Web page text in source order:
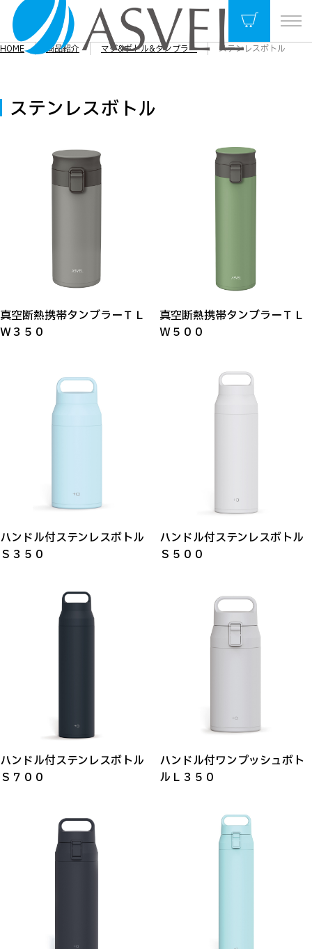
HOME 商品紹介 マグ&ボトル&タンブラー ステンレスボトル
ステンレスボトル
真空断熱携帯タンブラーＴＬ
Ｗ３５０
真空断熱携帯タンブラーＴＬ
Ｗ５００
ハンドル付ステンレスボトル
Ｓ３５０
ハンドル付ステンレスボトル
Ｓ５００
ハンドル付ステンレスボトル
Ｓ７００
ハンドル付ワンプッシュボト
ルＬ３５０